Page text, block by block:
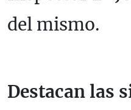
del mismo.
Destacan las